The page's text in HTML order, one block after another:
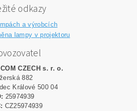
odkazy
a výrobcích
lampy v projektoru
CZECH s. r. o.
882
Králové 500 04
25974939
CZ25974939